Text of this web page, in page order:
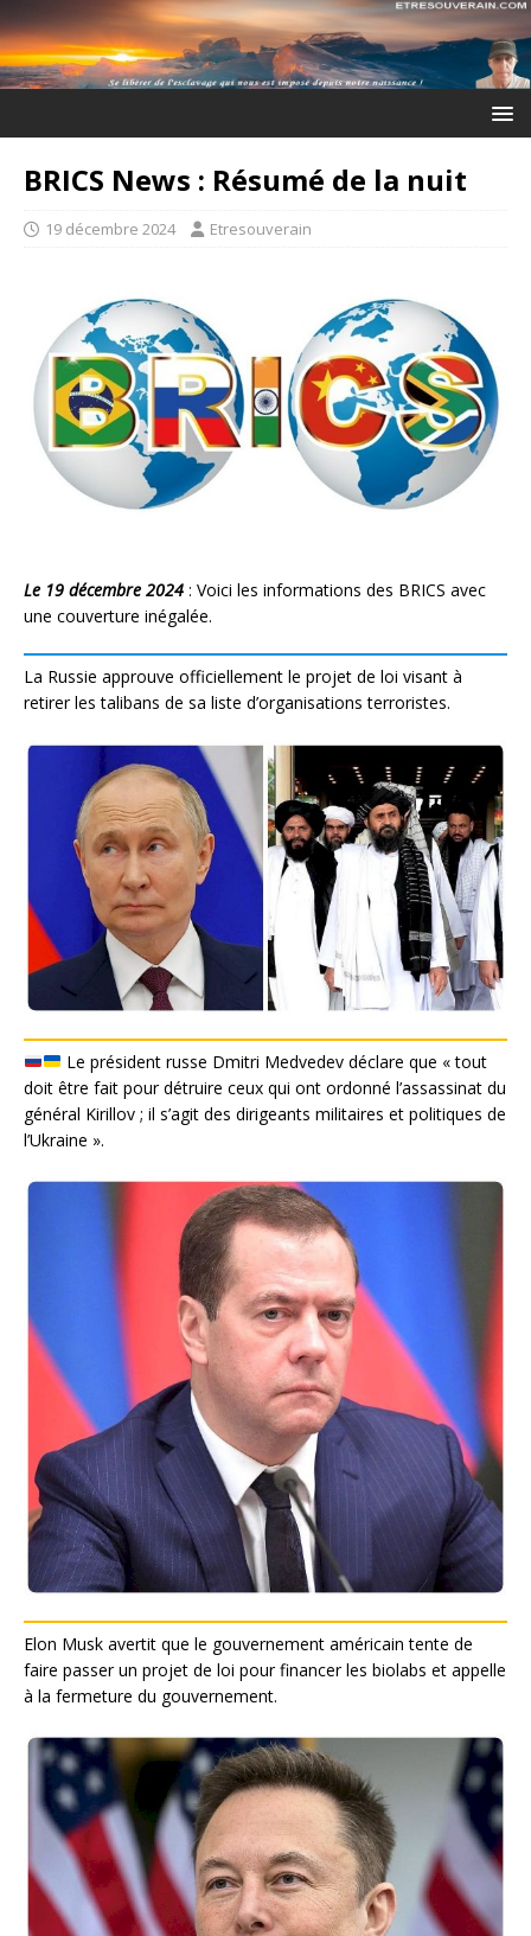
BRICS News : Résumé de la nuit
19 décembre 2024 Etresouverain
Le 19 décembre 2024 : Voici les informations des BRICS avec
une couverture inégalée.
La Russie approuve officiellement le projet de loi visant à
retirer les talibans de sa liste d’organisations terroristes.
Le président russe Dmitri Medvedev déclare que « tout
doit être fait pour détruire ceux qui ont ordonné l’assassinat du
général Kirillov ; il s’agit des dirigeants militaires et politiques de
l’Ukraine ».
Elon Musk avertit que le gouvernement américain tente de
faire passer un projet de loi pour financer les biolabs et appelle
à la fermeture du gouvernement.